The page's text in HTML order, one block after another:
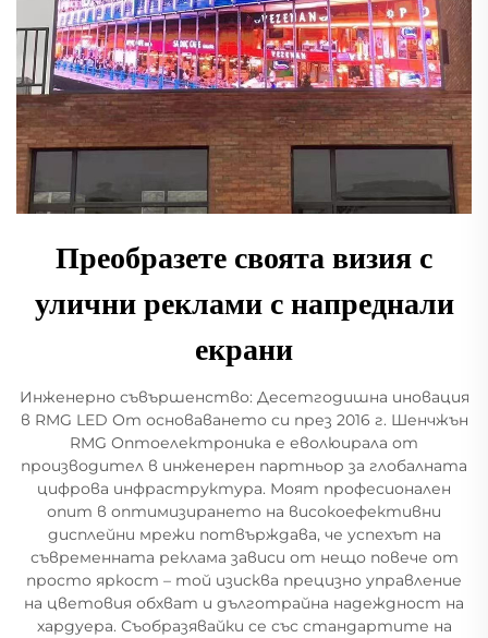
Преобразете своята визия с
улични реклами с напреднали
екрани
Инженерно съвършенство: Десетгодишна иновация
в RMG LED От основаването си през 2016 г. Шенчжън
RMG Оптоелектроника е еволюирала от
производител в инженерен партньор за глобалната
цифрова инфраструктура. Моят професионален
опит в оптимизирането на високоефективни
дисплейни мрежи потвърждава, че успехът на
съвременната реклама зависи от нещо повече от
просто яркост – той изисква прецизно управление
на цветовия обхват и дълготрайна надеждност на
хардуера. Съобразявайки се със стандартите на